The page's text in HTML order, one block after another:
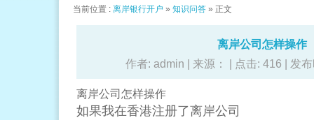
当前位置 : 离岸银行开户 » 知识问答» 正文
离岸公司怎样操作
作者: admin | 来源： | 点击: 416 | 发
离岸公司怎样操作
如果我在香港注册了离岸公司